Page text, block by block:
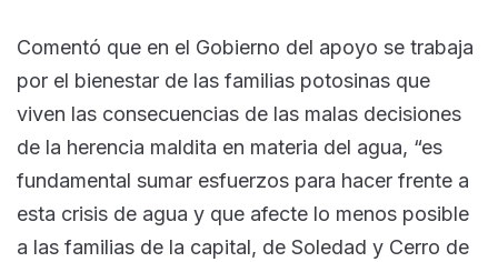
Comentó que en el Gobierno del apoyo se trabaja
por el bienestar de las familias potosinas que
viven las consecuencias de las malas decisiones
de la herencia maldita en materia del agua, “es
fundamental sumar esfuerzos para hacer frente a
esta crisis de agua y que afecte lo menos posible
a las familias de la capital, de Soledad y Cerro de